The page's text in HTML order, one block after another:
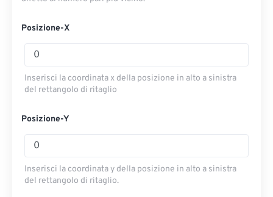
Posizione-X
Inserisci la coordinata x della posizione in alto a sinistra
del rettangolo di ritaglio
Posizione-Y
Inserisci la coordinata y della posizione in alto a sinistra
del rettangolo di ritaglio.